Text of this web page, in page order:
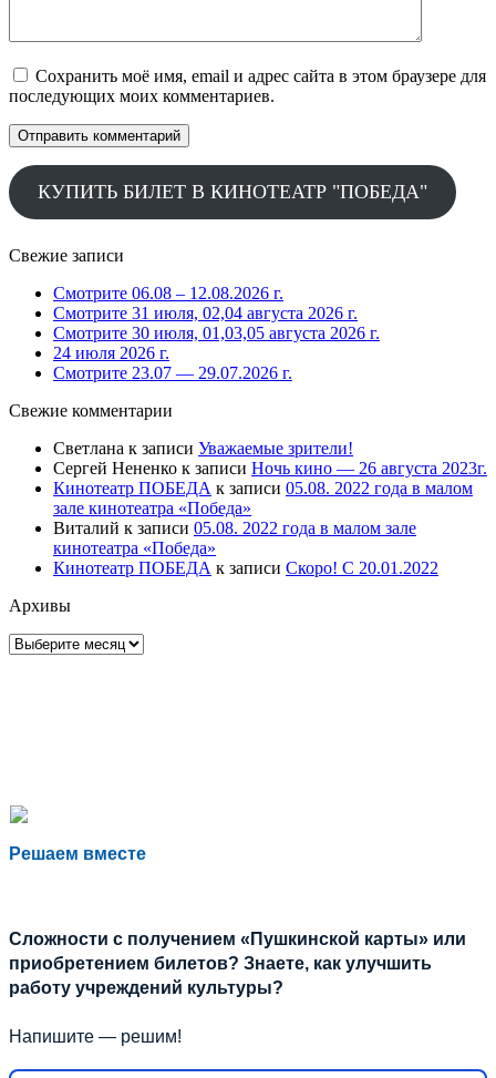
Сохранить моё имя, email и адрес сайта в этом браузере для
последующих моих комментариев.
КУПИТЬ БИЛЕТ В КИНОТЕАТР "ПОБЕДА"
Свежие записи
Смотрите 06.08 – 12.08.2026 г.
Смотрите 31 июля, 02,04 августа 2026 г.
Смотрите 30 июля, 01,03,05 августа 2026 г.
24 июля 2026 г.
Смотрите 23.07 — 29.07.2026 г.
Свежие комментарии
Светлана к записи Уважаемые зрители!
Сергей Нененко к записи Ночь кино — 26 августа 2023г.
Кинотеатр ПОБЕДА к записи 05.08. 2022 года в малом
зале кинотеатра «Победа»
Виталий к записи 05.08. 2022 года в малом зале
кинотеатра «Победа»
Кинотеатр ПОБЕДА к записи Скоро! С 20.01.2022
Архивы
Архивы
Решаем вместе
Сложности с получением «Пушкинской карты» или
приобретением билетов? Знаете, как улучшить
работу учреждений культуры?
Напишите — решим!